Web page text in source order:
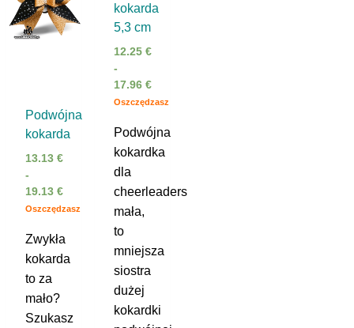
Podwójna
kokarda
13.13 €
-
19.13 €
Oszczędzasz
Zwykła
kokarda
to za
mało?
Szukasz
kokarda
5,3 cm
12.25 €
-
17.96 €
Oszczędzasz
Podwójna
kokardka
dla
cheerleaders
mała,
to
mniejsza
siostra
dużej
kokardki